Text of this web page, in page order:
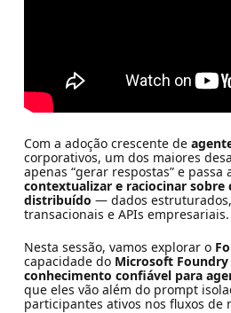
Com a adoção crescente de
corporativos, um dos maiores
apenas “gerar respostas” e passa
contextualizar e raciocinar sobre
distribuído — dados
transacionais e APIs empresariais.
Nesta sessão, vamos explorar o
capacidade do Microsoft Foundry
conhecimento confiável para
que eles vão além do prompt
participantes ativos nos fluxos de